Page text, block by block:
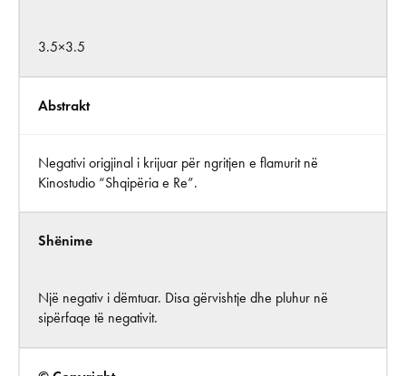
3.5×3.5
Abstrakt
Negativi origjinal i krijuar për ngritjen e flamurit në
Kinostudio “Shqipëria e Re”.
Shënime
Një negativ i dëmtuar. Disa gërvishtje dhe pluhur në
sipërfaqe të negativit.